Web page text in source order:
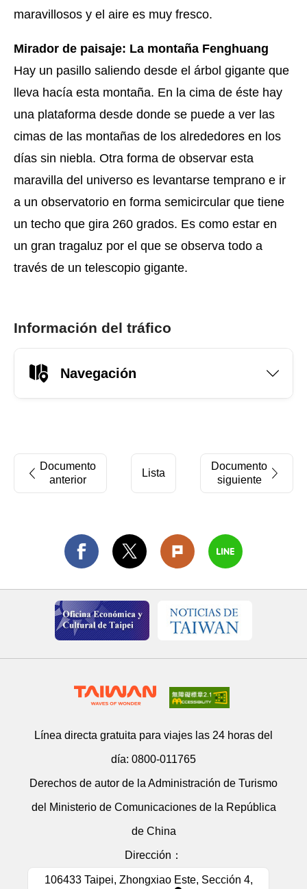
maravillosos y el aire es muy fresco.
Mirador de paisaje: La montaña Fenghuang
Hay un pasillo saliendo desde el árbol gigante que
lleva hacía esta montaña. En la cima de éste hay
una plataforma desde donde se puede a ver las
cimas de las montañas de los alrededores en los
días sin niebla. Otra forma de observar esta
maravilla del universo es levantarse temprano e ir
a un observatorio en forma semicircular que tiene
un techo que gira 260 grados. Es como estar en
un gran tragaluz por el que se observa todo a
través de un telescopio gigante.
Información del tráfico
Navegación
Documento
anterior
Lista
Documento
siguiente
Línea directa gratuita para viajes las 24 horas del
día: 0800-011765
Derechos de autor de la Administración de Turismo
del Ministerio de Comunicaciones de la República
de China
Dirección：
106433 Taipei, Zhongxiao Este, Sección 4,